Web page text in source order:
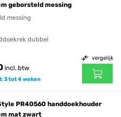
geborsteld messing
messing
dubbel
incl. btw
3 tot 4 weken
vergelijk
PR40560 handdoekhouder
mat zwart